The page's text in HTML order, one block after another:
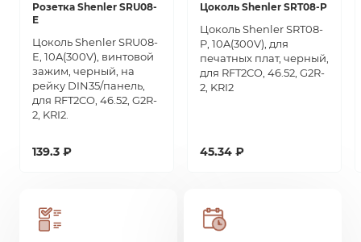
Розетка Shenler SRU08-
E
Цоколь Shenler SRU08-
E, 10A(300V), винтовой
зажим, черный, на
рейку DIN35/панель,
для RFT2CO, 46.52, G2R-
2, KRI2.
139.3 ₽
Цоколь Shenler SRT08-P
Цоколь Shenler SRT08-
P, 10A(300V), для
печатных плат, черный,
для RFT2CO, 46.52, G2R-
2, KRI2
45.34 ₽